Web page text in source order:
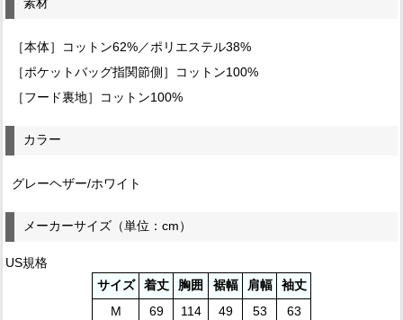
素材
［本体］コットン62%／ポリエステル38%
［ポケットバッグ指関節側］コットン100%
［フード裏地］コットン100%
カラー
グレーヘザー/ホワイト
メーカーサイズ（単位：cm）
US規格
サイズ
着丈 胸囲 裾幅 肩幅
袖丈
M
69 114 49 53
63